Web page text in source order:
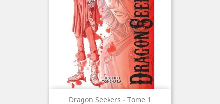
Dragon Seekers - Tome 1